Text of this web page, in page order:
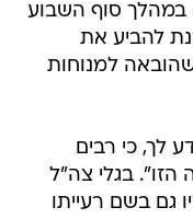
במהלך סוף השבוע
להביע את
למנוחות
לך, כי רבים
בגלי צה"ל
גם בשם רעייתו